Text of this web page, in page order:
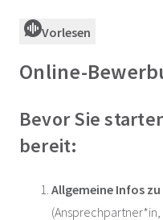
Vorlesen
Online-
Bevor Sie
bereit:
Allgemeine Infos
(Ansprechpartner*in,